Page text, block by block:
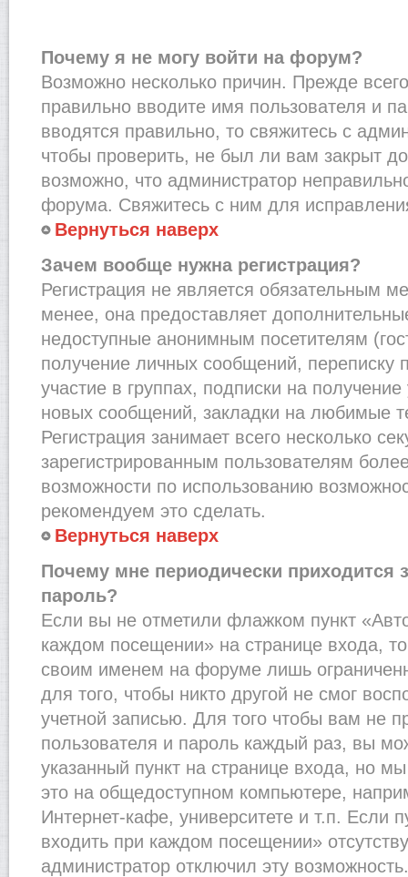
Почему я не могу войти на форум?
Возможно несколько причин. Прежде
правильно вводите имя пользователя и
вводятся правильно, то свяжитесь с
чтобы проверить, не был ли вам закрыт
возможно, что администратор
форума. Свяжитесь с ним для
Вернуться наверх
Зачем вообще нужна регистрация?
Регистрация не является обязательным
менее, она предоставляет
недоступные анонимным посетителям
получение личных сообщений, переписку
участие в группах, подписки на
новых сообщений, закладки на любимые
Регистрация занимает всего несколько
зарегистрированным пользователям
возможности по использованию
рекомендуем это сделать.
Вернуться наверх
Почему мне периодически приходится
пароль?
Если вы не отметили флажком пункт
каждом посещении» на странице входа,
своим именем на форуме лишь
для того, чтобы никто другой не смог
учетной записью. Для того чтобы вам не
пользователя и пароль каждый раз, вы
указанный пункт на странице входа, но
это на общедоступном компьютере,
Интернет-кафе, университете и т.п. Если
входить при каждом посещении»
администратор отключил эту возможность.